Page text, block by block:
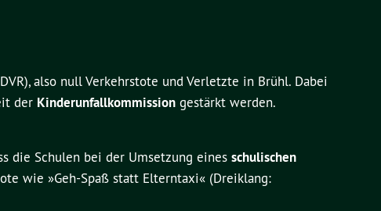
also null Verkehrstote und Verletzte in Brühl. Dabei
der Kinderunfallkommission gestärkt werden.
die Schulen bei der Umsetzung eines schulischen
wie »Geh-Spaß statt Elterntaxi« (Dreiklang: